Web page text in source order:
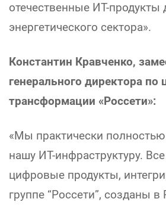
отечественные ИТ-продукты
энергетического сектора».
Константин Кравченко,
генерального директора по
трансформации «Россети»:
«Мы практически
нашу ИТ-инфраструктуру.
цифровые продукты,
группе “Россети”, созданы в